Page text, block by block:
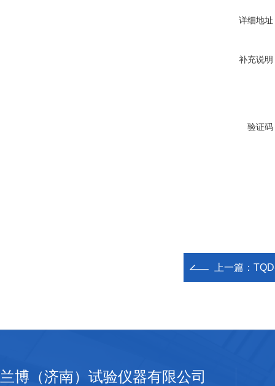
详细地址
补充说明
验证码
上一篇：
兰博（济南）试验仪器有限公司